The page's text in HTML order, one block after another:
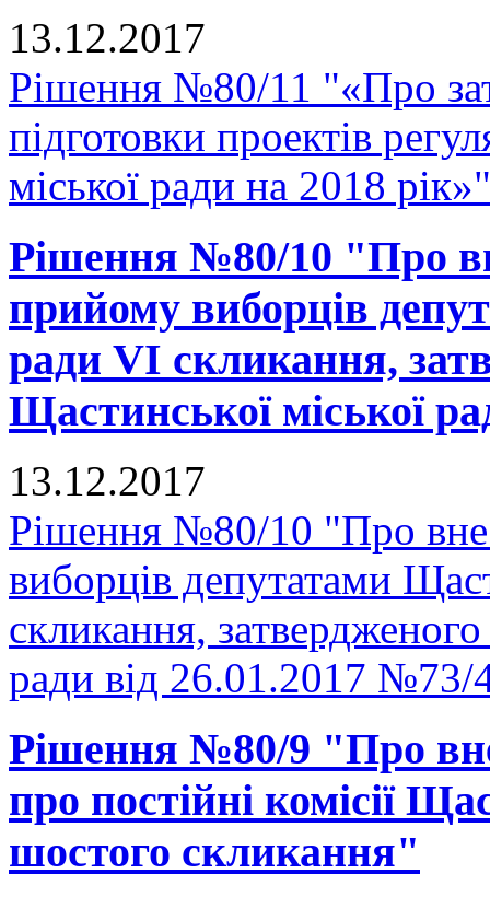
13.12.2017
Рішення №80/11 "«Про
підготовки проектів
міської ради на 2018 рік»"
Рішення №80/10 "Про
прийому виборців
ради VI скликання,
Щастинської міської
13.12.2017
Рішення №80/10 "Про
виборців депутатами
скликання,
ради від 26.01.2017 №73/
Рішення №80/9 "Про
про постійні комісії
шостого скликання"